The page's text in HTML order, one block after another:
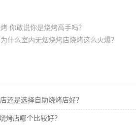
你敢说你是烧烤高手吗？
为什么室内无烟烧烤店烧烤这么火爆？
还是选择自助烧烤店好？
烤店哪个比较好？